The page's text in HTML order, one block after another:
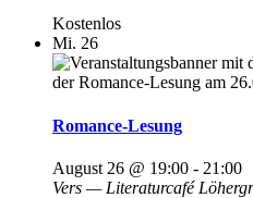
Kostenlos
Mi. 26
Romance-Lesung
August 26 @ 19:00 - 21:00
Vers — Literaturcafé